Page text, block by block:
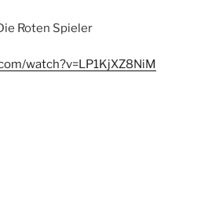
Roten Spieler
watch?v=LP1KjXZ8NiM